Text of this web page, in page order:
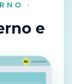
·
e